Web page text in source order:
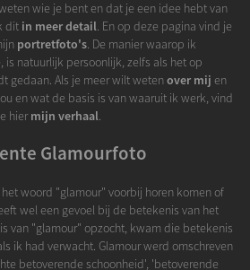
wie je bent en dat je een idee hebt van
dit in meer detail. En op deze pagina vind je
portretfoto's. De manier waarop ik
is natuurlijk persoonlijk, zelfs als het op
gedaan. Als je meer wilt wetenover mij en
en wat de basis is van waaruit ik werk, vind
hiermijn verhaal.
Glamourfoto
woord "glamour" voorbij horen komen of
wel een gevoel bij de betekenis van het
van "glamour" opzocht, kwam die betekenis
ik had verwacht. Glamour werd omschreven
betoverende schoonheid', 'betoverende